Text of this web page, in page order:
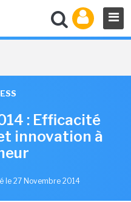
: Efficacité
innovation à
le 27 Novembre 2014